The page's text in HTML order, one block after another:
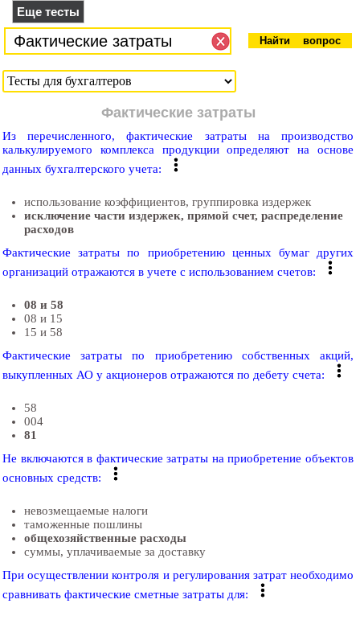
Еще тесты
Фактические затраты
Из перечисленного, фактические затраты на производство
калькулируемого комплекса продукции определяют на основе
данных бухгалтерского учета:
использование коэффициентов, группировка издержек
исключение части издержек, прямой счет, распределение
расходов
Фактические затраты по приобретению ценных бумаг других
организаций отражаются в учете с использованием счетов:
08 и 58
08 и 15
15 и 58
Фактические затраты по приобретению собственных акций,
выкупленных АО у акционеров отражаются по дебету счета:
58
004
81
Не включаются в фактические затраты на приобретение объектов
основных средств:
невозмещаемые налоги
таможенные пошлины
общехозяйственные расходы
суммы, уплачиваемые за доставку
При осуществлении контроля и регулирования затрат необходимо
сравнивать фактические сметные затраты для: